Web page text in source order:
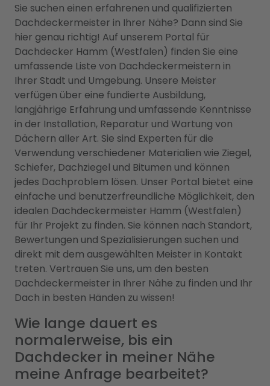
Sie suchen einen erfahrenen und qualifizierten
Dachdeckermeister in Ihrer Nähe? Dann sind Sie
hier genau richtig! Auf unserem Portal für
Dachdecker Hamm (Westfalen) finden Sie eine
umfassende Liste von Dachdeckermeistern in
Ihrer Stadt und Umgebung. Unsere Meister
verfügen über eine fundierte Ausbildung,
langjährige Erfahrung und umfassende Kenntnisse
in der Installation, Reparatur und Wartung von
Dächern aller Art. Sie sind Experten für die
Verwendung verschiedener Materialien wie Ziegel,
Schiefer, Dachziegel und Bitumen und können
jedes Dachproblem lösen. Unser Portal bietet eine
einfache und benutzerfreundliche Möglichkeit, den
idealen Dachdeckermeister Hamm (Westfalen)
für Ihr Projekt zu finden. Sie können nach Standort,
Bewertungen und Spezialisierungen suchen und
direkt mit dem ausgewählten Meister in Kontakt
treten. Vertrauen Sie uns, um den besten
Dachdeckermeister in Ihrer Nähe zu finden und Ihr
Dach in besten Händen zu wissen!
Wie lange dauert es
normalerweise, bis ein
Dachdecker in meiner Nähe
meine Anfrage bearbeitet?